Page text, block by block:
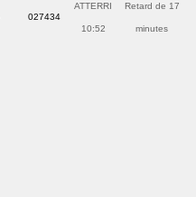
027434
ATTERRI
10:52
Retard de 17
minutes